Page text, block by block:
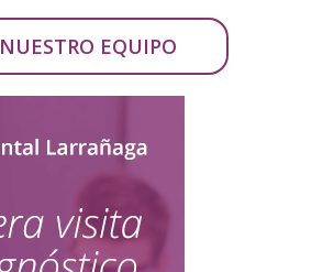
NUESTRO EQUIPO